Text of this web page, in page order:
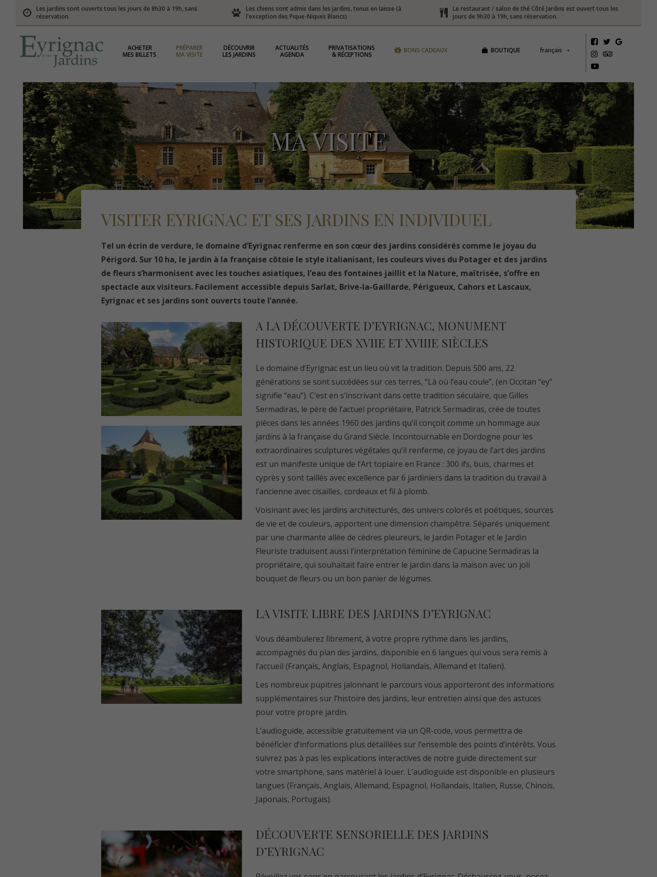
Les jardins sont ouverts tous les jours de 8h30 à 19h, sans
réservation.
Les chiens sont admis dans les jardins, tenus en laisse (à
l'exception des Pique-Niques Blancs)
Le restaurant / salon de thé Côté Jardins est ouvert tous les
jours de 9h30 à 19h, sans réservation.
ACHETER
MES BILLETS
PRÉPARER
MA VISITE
DÉCOUVRIR
LES JARDINS
ACTUALITÉS
AGENDA
PRIVATISATIONS
& RÉCEPTIONS
français
BOUTIQUE
BONS CADEAUX
MA VISITE
VISITER EYRIGNAC ET SES JARDINS EN INDIVIDUEL
Tel un écrin de verdure, le domaine d’Eyrignac renferme en son cœur des jardins considérés comme le joyau du
Périgord. Sur 10 ha, le jardin à la française côtoie le style italianisant, les couleurs vives du Potager et des jardins
de fleurs s’harmonisent avec les touches asiatiques, l’eau des fontaines jaillit et la Nature, maîtrisée, s’offre en
spectacle aux visiteurs. Facilement accessible depuis Sarlat, Brive-la-Gaillarde, Périgueux, Cahors et Lascaux,
Eyrignac et ses jardins sont ouverts toute l’année.
A LA DÉCOUVERTE D’EYRIGNAC, MONUMENT
HISTORIQUE DES XVIIE ET XVIIIE SIÈCLES
Le domaine d’Eyrignac est un lieu où vit la tradition. Depuis 500 ans, 22
générations se sont succédées sur ces terres, “Là où l’eau coule”, (en Occitan “ey”
signifie “eau”). C’est en s’inscrivant dans cette tradition séculaire, que Gilles
Sermadiras, le père de l’actuel propriétaire, Patrick Sermadiras, crée de toutes
pièces dans les années 1960 des jardins qu’il conçoit comme un hommage aux
jardins à la française du Grand Siècle. Incontournable en Dordogne pour les
extraordinaires sculptures végétales qu’il renferme, ce joyau de l’art des jardins
est un manifeste unique de l’Art topiaire en France : 300 ifs, buis, charmes et
cyprès y sont taillés avec excellence par 6 jardiniers dans la tradition du travail à
l’ancienne avec cisailles, cordeaux et fil à plomb.
Voisinant avec les jardins architecturés, des univers colorés et poétiques, sources
de vie et de couleurs, apportent une dimension champêtre. Séparés uniquement
par une charmante allée de cèdres pleureurs, le Jardin Potager et le Jardin
Fleuriste traduisent aussi l’interprétation féminine de Capucine Sermadiras la
propriétaire, qui souhaitait faire entrer le jardin dans la maison avec un joli
bouquet de fleurs ou un bon panier de légumes.
LA VISITE LIBRE DES JARDINS D’EYRIGNAC
Vous déambulerez librement, à votre propre rythme dans les jardins,
accompagnés du plan des jardins, disponible en 6 langues qui vous sera remis à
l’accueil (Français, Anglais, Espagnol, Hollandais, Allemand et Italien).
Les nombreux pupitres jalonnant le parcours vous apporteront des informations
supplémentaires sur l’histoire des jardins, leur entretien ainsi que des astuces
pour votre propre jardin.
L’audioguide, accessible gratuitement via un QR-code, vous permettra de
bénéficier d’informations plus détaillées sur l’ensemble des points d’intérêts. Vous
suivrez pas à pas les explications interactives de notre guide directement sur
votre smartphone, sans matériel à louer. L’audioguide est disponible en plusieurs
langues (Français, Anglais, Allemand, Espagnol, Hollandais, Italien, Russe, Chinois,
Japonais, Portugais).
DÉCOUVERTE SENSORIELLE DES JARDINS
D’EYRIGNAC